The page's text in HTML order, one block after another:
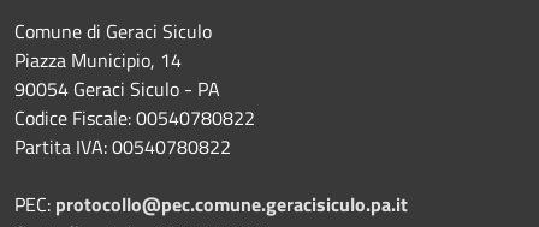
Comune di Geraci Siculo
Piazza Municipio, 14
90054 Geraci Siculo - PA
Codice Fiscale: 00540780822
Partita IVA: 00540780822
PEC: protocollo@pec.comune.geracisiculo.pa.it